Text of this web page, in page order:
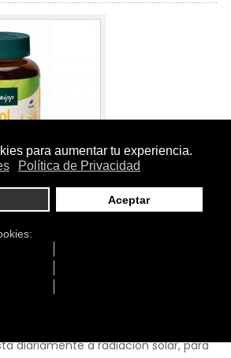
diariamente a radiación solar, para